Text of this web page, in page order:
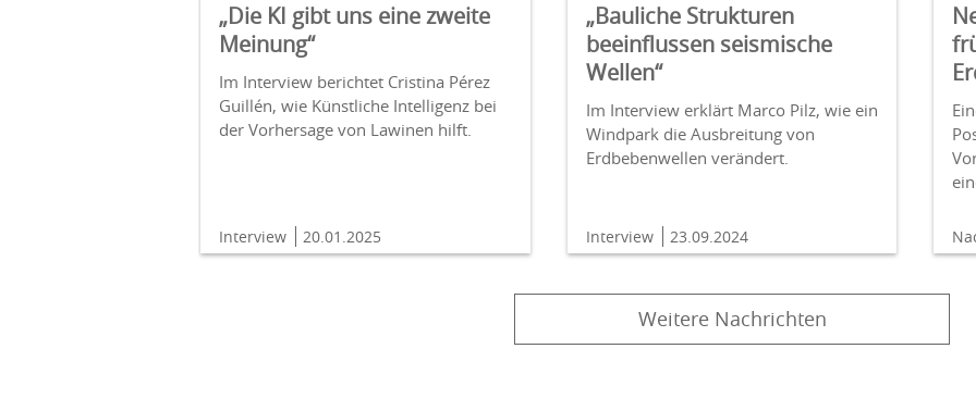
„Die KI gibt uns eine zweite
Meinung“
Im Interview berichtet Cristina Pérez
Guillén, wie Künstliche Intelligenz bei
der Vorhersage von Lawinen hilft.
Interview 20.01.2025
„Bauliche Strukturen
beeinflussen seismische
Wellen“
Im Interview erklärt Marco Pilz, wie ein
Windpark die Ausbreitung von
Erdbebenwellen verändert.
Interview 23.09.2024
Weitere Nachrichten